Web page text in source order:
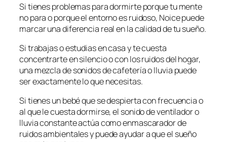
Si tienes problemas para dormirte porque tu mente
no para o porque el entorno es ruidoso, Noice puede
marcar una diferencia real en la calidad de tu sueño.
Si trabajas o estudias en casa y te cuesta
concentrarte en silencio o con los ruidos del hogar,
una mezcla de sonidos de cafetería o lluvia puede
ser exactamente lo que necesitas.
Si tienes un bebé que se despierta con frecuencia o
al que le cuesta dormirse, el sonido de ventilador o
lluvia constante actúa como enmascarador de
ruidos ambientales y puede ayudar a que el sueño